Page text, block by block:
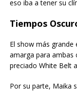
eso iba a tener su
Tiempos
El show más
amarga para ambas
preciado White Belt
Por su parte, Maika